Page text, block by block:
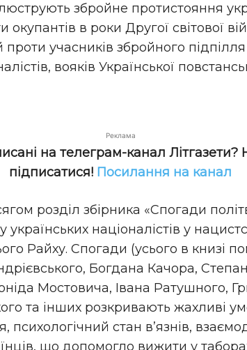
збройне протистояння
окупантів в роки Другої світової
учасників збройного підпілля
вояків Української
Реклама
на телеграм-канал Літгазети?
підписатися! Посилання на канал
розділ збірника «Спогади
українських націоналістів у
Райху. Спогади (усього в книзі
Богдана Качора,
Мостовича, Івана Ратушного,
та інших розкривають жахливі
психологічний стан в’язнів,
що допомогло вижити у